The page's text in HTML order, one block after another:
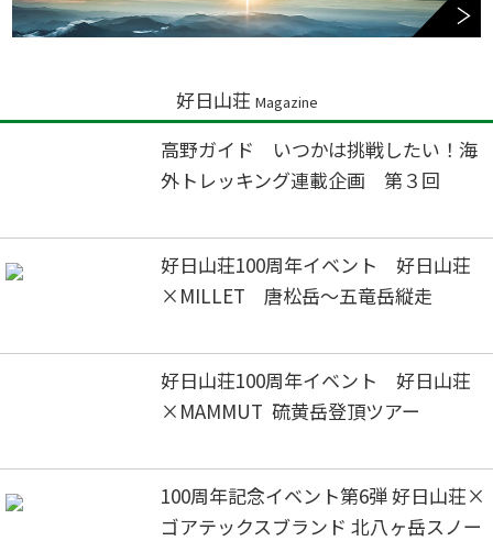
好日山荘 Magazine
高野ガイド いつかは挑戦したい！海
外トレッキング連載企画 第３回
好日山荘100周年イベント 好日山荘
×MILLET 唐松岳～五竜岳縦走
好日山荘100周年イベント 好日山荘
×MAMMUT 硫黄岳登頂ツアー
100周年記念イベント第6弾 好日山荘×
ゴアテックスブランド 北八ヶ岳スノー